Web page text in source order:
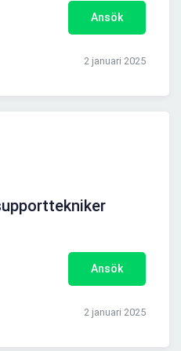
Ansök
2 januari 2025
Ansök
2 januari 2025